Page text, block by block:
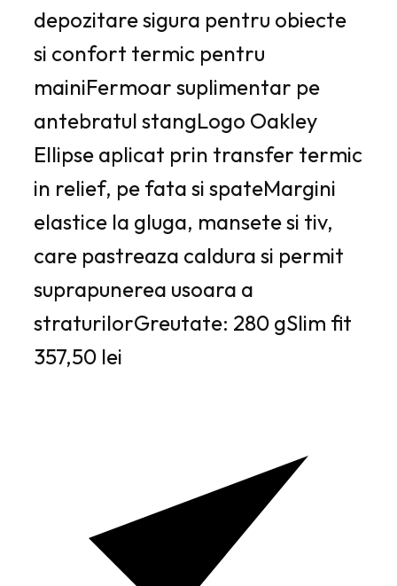
depozitare sigura pentru obiecte
si confort termic pentru
mainiFermoar suplimentar pe
antebratul stangLogo Oakley
Ellipse aplicat prin transfer termic
in relief, pe fata si spateMargini
elastice la gluga, mansete si tiv,
care pastreaza caldura si permit
suprapunerea usoara a
straturilorGreutate: 280 gSlim fit
357,50 lei